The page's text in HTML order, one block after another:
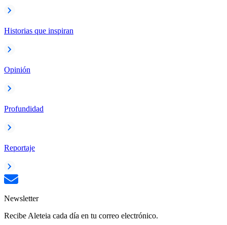
Historias que inspiran
Opinión
Profundidad
Reportaje
Newsletter
Recibe Aleteia cada día en tu correo electrónico.